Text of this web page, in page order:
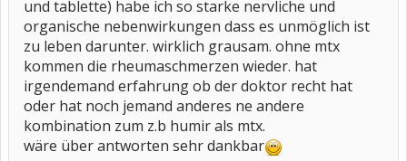
und tablette) habe ich so starke nervliche und
organische nebenwirkungen dass es unmöglich ist
zu leben darunter. wirklich grausam. ohne mtx
kommen die rheumaschmerzen wieder. hat
irgendemand erfahrung ob der doktor recht hat
oder hat noch jemand anderes ne andere
kombination zum z.b humir als mtx.
wäre über antworten sehr dankbar